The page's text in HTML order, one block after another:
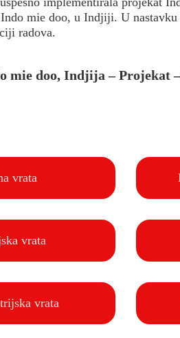
mie doo, u Indjiji. U nastavku
radova.
mie doo, Indjija – Projekat
vrata
vrata
vrata